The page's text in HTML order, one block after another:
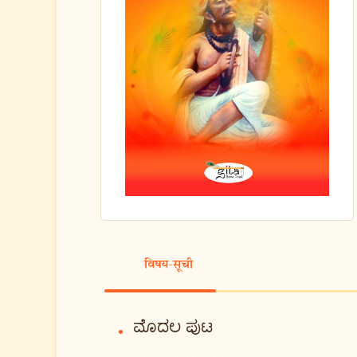
विषय-सूची
• ಮೊದಲ ಪುಟ